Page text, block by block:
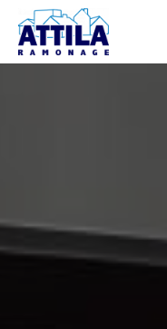
Panneau de gestion des cookies